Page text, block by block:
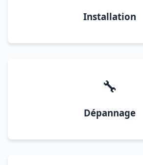
Installation
🔧
Dépannage